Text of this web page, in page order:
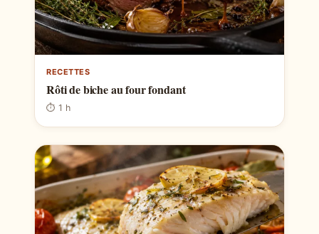
RECETTES
Rôti de biche au four fondant
⏱ 1 h